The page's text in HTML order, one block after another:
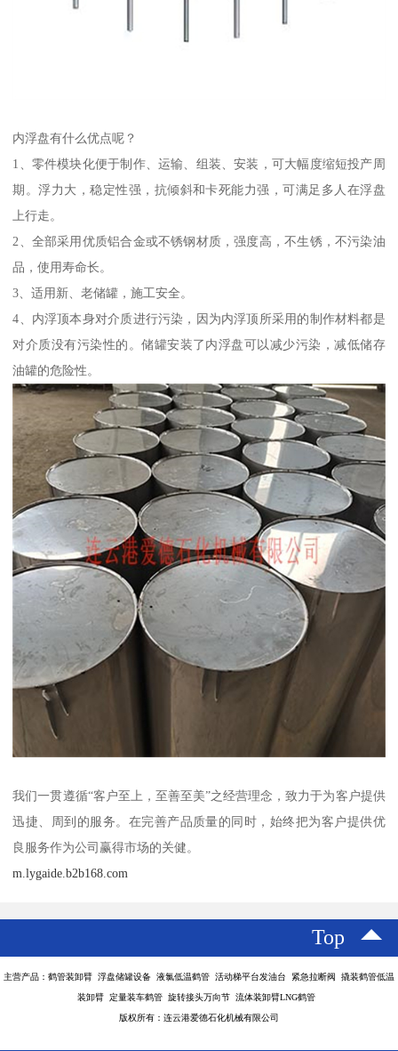
内浮盘有什么优点呢？
1、零件模块化便于制作、运输、组装、安装，可大幅度缩短投产周
期。浮力大，稳定性强，抗倾斜和卡死能力强，可满足多人在浮盘
上行走。
2、全部采用优质铝合金或不锈钢材质，强度高，不生锈，不污染油
品，使用寿命长。
3、适用新、老储罐，施工安全。
4、内浮顶本身对介质进行污染，因为内浮顶所采用的制作材料都是
对介质没有污染性的。储罐安装了内浮盘可以减少污染，减低储存
油罐的危险性。
我们一贯遵循“客户至上，至善至美”之经营理念，致力于为客户提供
迅捷、周到的服务。在完善产品质量的同时，始终把为客户提供优
良服务作为公司赢得市场的关健。
m.lygaide.b2b168.com
Top
主营产品：鹤管装卸臂 浮盘储罐设备 液氯低温鹤管 活动梯平台发油台 紧急拉断阀 撬装鹤管低温
装卸臂 定量装车鹤管 旋转接头万向节 流体装卸臂LNG鹤管
版权所有：连云港爱德石化机械有限公司